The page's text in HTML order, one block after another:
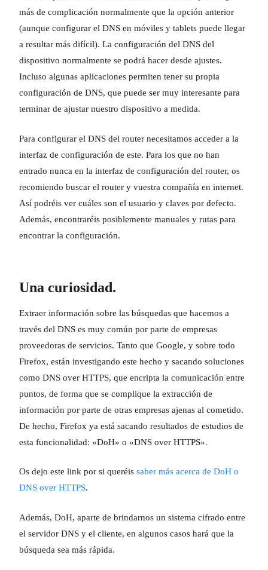
más de complicación normalmente que la opción anterior
(aunque configurar el DNS en móviles y tablets puede llegar
a resultar más difícil). La configuración del DNS del
dispositivo normalmente se podrá hacer desde ajustes.
Incluso algunas aplicaciones permiten tener su propia
configuración de DNS, que puede ser muy interesante para
terminar de ajustar nuestro dispositivo a medida.
Para configurar el DNS del router necesitamos acceder a la
interfaz de configuración de este. Para los que no han
entrado nunca en la interfaz de configuración del router, os
recomiendo buscar el router y vuestra compañía en internet.
Así podréis ver cuáles son el usuario y claves por defecto.
Además, encontraréis posiblemente manuales y rutas para
encontrar la configuración.
Una curiosidad.
Extraer información sobre las búsquedas que hacemos a
través del DNS es muy común por parte de empresas
proveedoras de servicios. Tanto que Google, y sobre todo
Firefox, están investigando este hecho y sacando soluciones
como DNS over HTTPS, que encripta la comunicación entre
puntos, de forma que se complique la extracción de
información por parte de otras empresas ajenas al cometido.
De hecho, Firefox ya está sacando resultados de estudios de
esta funcionalidad: «DoH» o «DNS over HTTPS».
Os dejo este link por si queréis saber más acerca de DoH o
DNS over HTTPS.
Además, DoH, aparte de brindarnos un sistema cifrado entre
el servidor DNS y el cliente, en algunos casos hará que la
búsqueda sea más rápida.